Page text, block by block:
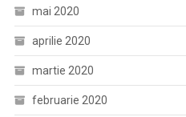
mai 2020
aprilie 2020
martie 2020
februarie 2020